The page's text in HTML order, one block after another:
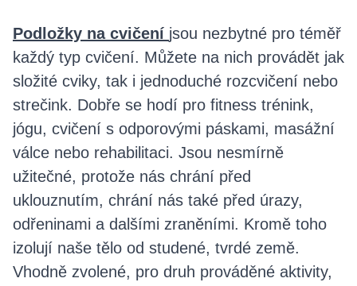
Podložky na cvičení jsou nezbytné pro téměř
každý typ cvičení. Můžete na nich provádět jak
složité cviky, tak i jednoduché rozcvičení nebo
strečink. Dobře se hodí pro fitness trénink,
jógu, cvičení s odporovými páskami, masážní
válce nebo rehabilitaci. Jsou nesmírně
užitečné, protože nás chrání před
uklouznutím, chrání nás také před úrazy,
odřeninami a dalšími zraněními. Kromě toho
izolují naše tělo od studené, tvrdé země.
Vhodně zvolené, pro druh prováděné aktivity,